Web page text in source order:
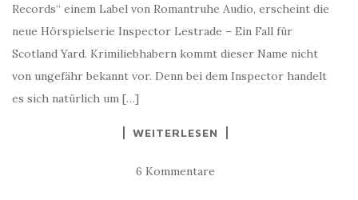
Records“ einem Label von Romantruhe Audio, erscheint die
neue Hörspielserie Inspector Lestrade – Ein Fall für
Scotland Yard. Krimiliebhabern kommt dieser Name nicht
von ungefähr bekannt vor. Denn bei dem Inspector handelt
es sich natürlich um […]
WEITERLESEN
6 Kommentare